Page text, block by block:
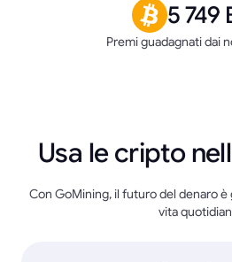
5 749
Premi guadagnati dai
Usa le cripto
Con GoMining, il futuro del denaro è
vita